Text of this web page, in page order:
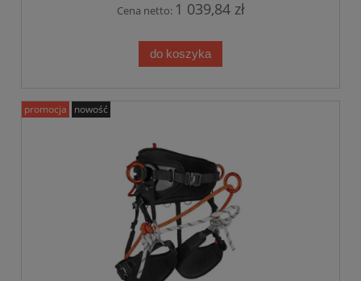
Cena netto: 1 039,84 zł
do koszyka
promocja nowość